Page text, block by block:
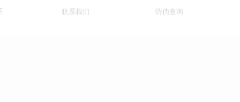
联系我们
防伪查询